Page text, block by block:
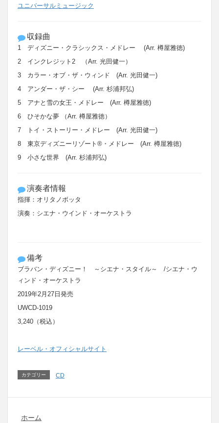
ユニバーサルミュージック
収録曲
1 ディズニー・クラシックス・メドレー (Arr. 樽屋雅徳)
2 インクレジット2 （Arr. 光田健一）
3 カラー・オブ・ザ・ウィンド (Arr. 光田健一)
4 アンダー・ザ・シー (Arr. 杉浦邦弘)
5 アナと雪の女王・メドレー (Arr. 樽屋雅徳)
6 ひそかな夢 （Arr. 樽屋雅徳）
7 トイ・ストーリー・メドレー (Arr. 光田健一)
8 東京ディズニーリゾート®・メドレー (Arr. 樽屋雅徳)
9 小さな世界 (Arr. 杉浦邦弘)
演奏者情報
指揮：オリタノボッタ
演奏：シエナ・ウインド・オーケストラ
備考
ブラバン・ディズニー！ ～シエナ・スタイル～ /シエナ・ウ
ィンド・オーケストラ
2019年2月27日発売
UWCD-1019
3,240（税込）
レーベル・オフィシャルサイト
カテゴリー CD
ホーム